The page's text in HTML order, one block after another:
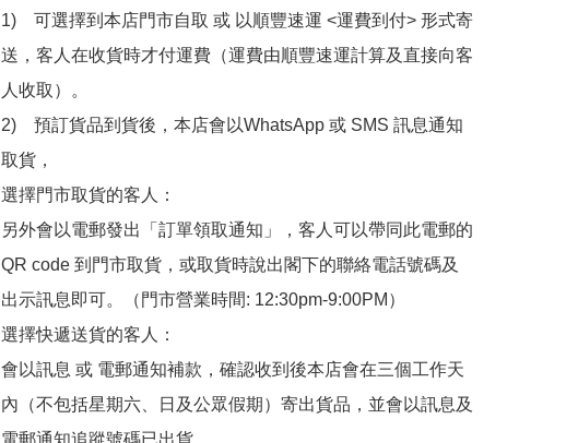
1)　可選擇到本店門市自取 或 以順豐速運 <運費到付> 形式寄
送，客人在收貨時才付運費（運費由順豐速運計算及直接向客
人收取）。
2)　預訂貨品到貨後，本店會以WhatsApp 或 SMS 訊息通知
取貨，
選擇門市取貨的客人：
另外會以電郵發出「訂單領取通知」，客人可以帶同此電郵的
QR code 到門市取貨，或取貨時說出閣下的聯絡電話號碼及
出示訊息即可。（門市營業時間: 12:30pm-9:00PM）
選擇快遞送貨的客人：
會以訊息 或 電郵通知補款，確認收到後本店會在三個工作天
內（不包括星期六、日及公眾假期）寄出貨品，並會以訊息及
電郵通知追蹤號碼已出貨。